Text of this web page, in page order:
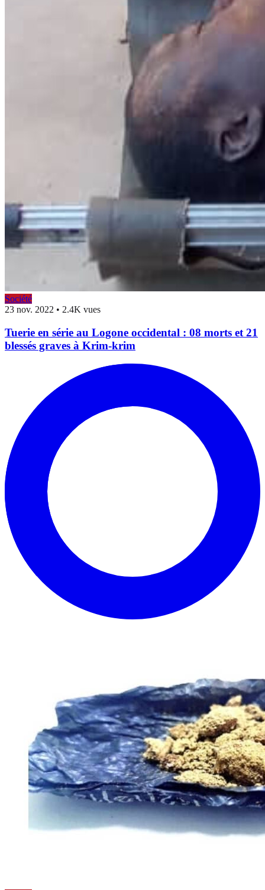
Société
23 nov. 2022 • 2.4K vues
Tuerie en série au Logone occidental : 08 morts et 21
blessés graves à Krim-krim